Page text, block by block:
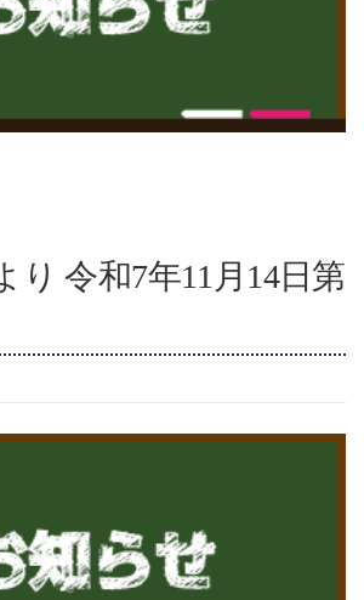
り 令和7年11月14日第